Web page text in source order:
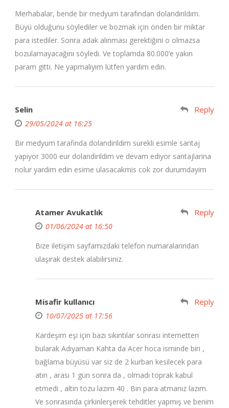
Merhabalar, bende bir medyum tarafından dolandırıldım.
Büyü olduğunu söylediler ve bozmak için önden bir miktar
para istediler. Sonra adak alınması gerektiğini o olmazsa
bozulamayacağını söyledi. Ve toplamda 80.000’e yakın
param gitti. Ne yapmalıyım lütfen yardım edin.
Selin
29/05/2024 at 16:25
Reply
Bir medyum tarafinda dolandirildim surekli esimle santaj
yapiyor 3000 eur dolandirildim ve devam ediyor santajlarina
nolur yardim edin esime ulasacakmis cok zor durumdayim
Atamer Avukatlık
01/06/2024 at 16:50
Reply
Bize iletişim sayfamızdaki telefon numaralarından
ulaşırak destek alabilirsiniz.
Misafir kullanıcı
10/07/2025 at 17:56
Reply
Kardeşim eşi için bazı sıkıntılar sonrası internetten
bularak Adıyaman Kahta da Acer hoca isminde biri ,
bağlama büyüsü var siz de 2 kurban kesilecek para
atın , arası 1 gün sonra da , olmadı toprak kabul
etmedi , altın tozu lazım 40 . Bin para atmanız lazım.
Ve sonrasında çirkinlerşerek tehditler yapmış ve benim